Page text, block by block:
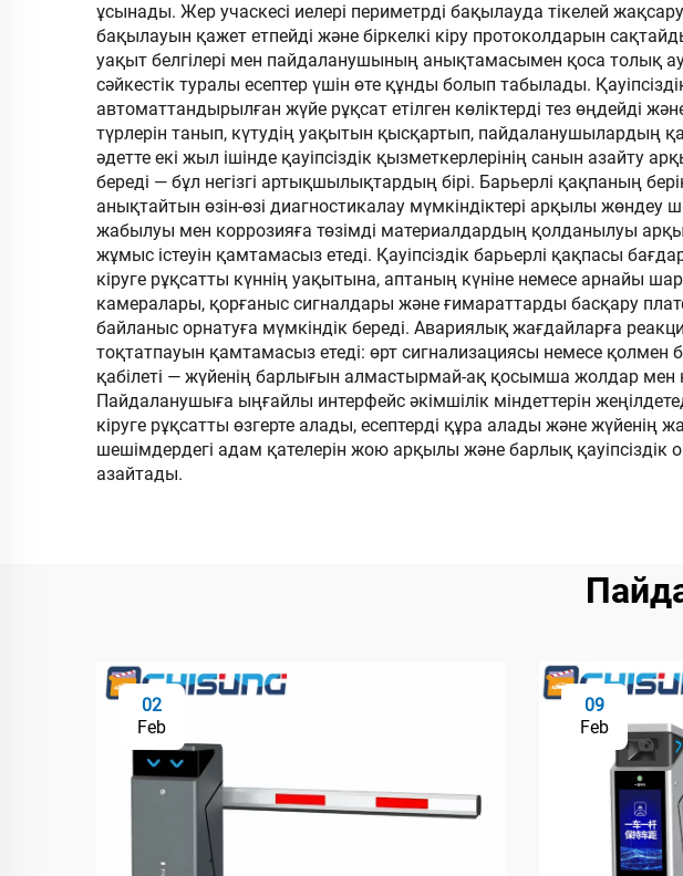
биіктік LED жолағы
бар ені үлкейтілген
шығыңқы дизайн
операциялары
ұсынады. Жер учаскесі иелері периметрді бақылауда тікелей
бақылауын қажет етпейді және біркелкі кіру протоколдарын
уақыт белгілері мен пайдаланушының анықтамасымен қоса толық
сәйкестік туралы есептер үшін өте құнды болып табылады.
автоматтандырылған жүйе рұқсат етілген көліктерді тез өңдейді
түрлерін танып, күтудің уақытын қысқартып, пайдаланушылардың
әдетте екі жыл ішінде қауіпсіздік қызметкерлерінің санын азайту
береді — бұл негізгі артықшылықтардың бірі. Барьерлі қақпаның
анықтайтын өзін-өзі диагностикалау мүмкіндіктері арқылы
жабылуы мен коррозияға төзімді материалдардың қолданылуы
жұмыс істеуін қамтамасыз етеді. Қауіпсіздік барьерлі қақпасы
кіруге рұқсатты күннің уақытына, аптаның күніне немесе арнайы
камералары, қорғаныс сигналдары және ғимараттарды басқару
байланыс орнатуға мүмкіндік береді. Авариялық жағдайларға
тоқтатпауын қамтамасыз етеді: өрт сигнализациясы немесе
қабілеті — жүйенің барлығын алмастырмай-ақ қосымша жолдар
Пайдаланушыға ыңғайлы интерфейс әкімшілік міндеттерін
кіруге рұқсатты өзгерте алады, есептерді құра алады және жүйенің
шешімдердегі адам қателерін жою арқылы және барлық
азайтады.
02
Feb
09
Feb